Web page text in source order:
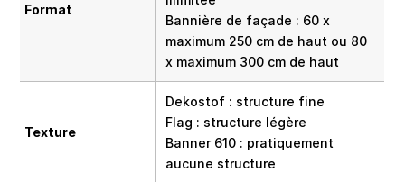
Format
Bannière de façade : 60 x
maximum 250 cm de haut ou 80
x maximum 300 cm de haut
Texture
Dekostof : structure fine
Flag : structure légère
Banner 610 : pratiquement
aucune structure